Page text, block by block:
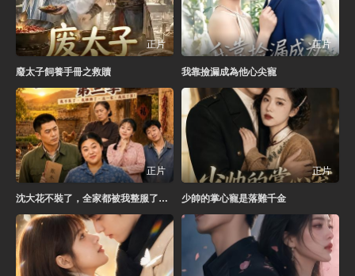
正片
廢太子飼養手冊之救贖
正片
我靠撿漏成為他心尖寵
正片
沈大花不裝了，全家都被我整服了第三季
正片
少帥的掌心寵是落難千金